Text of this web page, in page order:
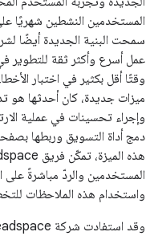
المستخدمين النشطين شهريًا
عمل أسرع وأكثر ثقة للتطوير
وقتًا أقل بكثير في اختبار
ميزات جديدة، كان أحدثها هو
وإجراء تحسينات في عملية
دمج أداة التسويق وربطها
المستخدمين والردّ مباشرةً
واستخدام هذه الملاحظات